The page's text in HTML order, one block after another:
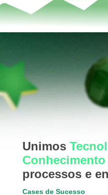
Unimos
Conhecimento
processos e
Cases de Sucesso